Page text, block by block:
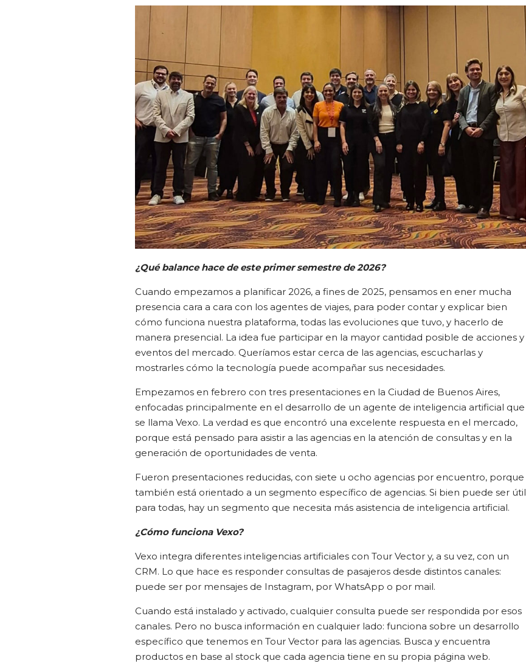
¿Qué balance hace de este primer semestre de 2026?
Cuando empezamos a planificar 2026, a fines de 2025, pensamos en ener mucha
presencia cara a cara con los agentes de viajes, para poder contar y explicar bien
cómo funciona nuestra plataforma, todas las evoluciones que tuvo, y hacerlo de
manera presencial. La idea fue participar en la mayor cantidad posible de acciones y
eventos del mercado. Queríamos estar cerca de las agencias, escucharlas y
mostrarles cómo la tecnología puede acompañar sus necesidades.
Empezamos en febrero con tres presentaciones en la Ciudad de Buenos Aires,
enfocadas principalmente en el desarrollo de un agente de inteligencia artificial que
se llama Vexo. La verdad es que encontró una excelente respuesta en el mercado,
porque está pensado para asistir a las agencias en la atención de consultas y en la
generación de oportunidades de venta.
Fueron presentaciones reducidas, con siete u ocho agencias por encuentro, porque
también está orientado a un segmento específico de agencias. Si bien puede ser útil
para todas, hay un segmento que necesita más asistencia de inteligencia artificial.
¿Cómo funciona Vexo?
Vexo integra diferentes inteligencias artificiales con Tour Vector y, a su vez, con un
CRM. Lo que hace es responder consultas de pasajeros desde distintos canales:
puede ser por mensajes de Instagram, por WhatsApp o por mail.
Cuando está instalado y activado, cualquier consulta puede ser respondida por esos
canales. Pero no busca información en cualquier lado: funciona sobre un desarrollo
específico que tenemos en Tour Vector para las agencias. Busca y encuentra
productos en base al stock que cada agencia tiene en su propia página web.